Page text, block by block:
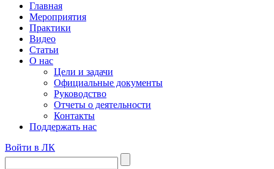
Главная
Мероприятия
Практики
Видео
Статьи
О нас
Цели и задачи
Официальные документы
Руководство
Отчеты о деятельности
Контакты
Поддержать нас
Войти в ЛК